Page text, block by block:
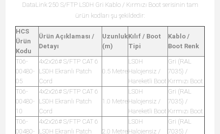
DataLink 250 S/FTP LS0H Gri Kablo / Kırmızı Boot serisinin tam
ürün kodları şu şekildedir:
HCS
Ürün
Kodu
Ürün Açıklaması /
Detayı
Uzunluk
(m)
Kılıf / Boot
Tipi
Kablo /
Boot Renk
T06-
00480-
05
4x2x26# S/FTP CAT 6
LS0H Ekranlı Patch
Cord
0.5 Metre
LS0H
Halojensiz /
Hareketli Boot
Gri (RAL
7035) /
Kırmızı Boot
T06-
00480-
10
4x2x26# S/FTP CAT 6
LS0H Ekranlı Patch
Cord
1.0 Metre
LS0H
Halojensiz /
Hareketli Boot
Gri (RAL
7035) /
Kırmızı Boot
T06-
00480-
4x2x26# S/FTP CAT 6
LS0H Ekranlı Patch
2.0 Metre
LS0H
Halojensiz /
Gri (RAL
7035) /